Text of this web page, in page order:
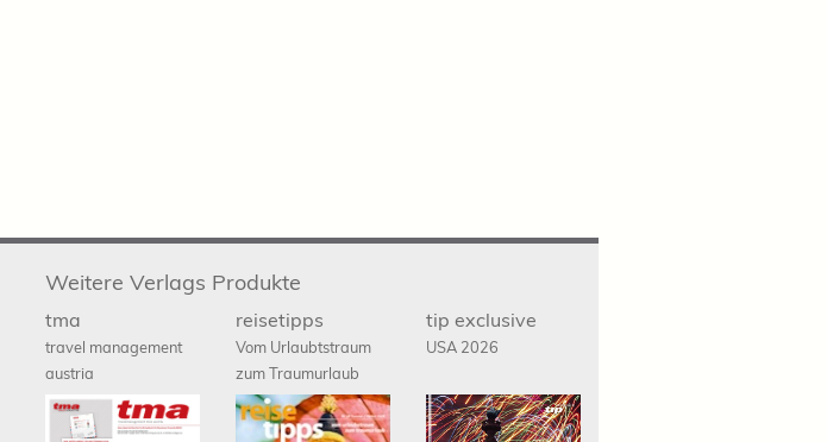
Weitere Verlags Produkte
tma
travel management
austria
reisetipps
Vom Urlaubtstraum
zum Traumurlaub
tip exclusive
USA 2026